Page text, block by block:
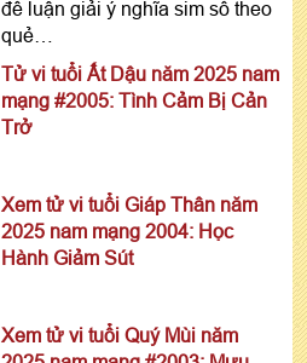
để luận giải ý nghĩa sim số theo
quẻ…
Tử vi tuổi Ất Dậu năm 2025 nam
mạng #2005: Tình Cảm Bị Cản
Trở
Xem tử vi tuổi Giáp Thân năm
2025 nam mạng 2004: Học
Hành Giảm Sút
Xem tử vi tuổi Quý Mùi năm